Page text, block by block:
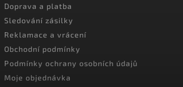
Doprava a platba
Sledování zásilky
Reklamace a vrácení
Obchodní podmínky
Podmínky ochrany osobních údajů
Moje objednávka